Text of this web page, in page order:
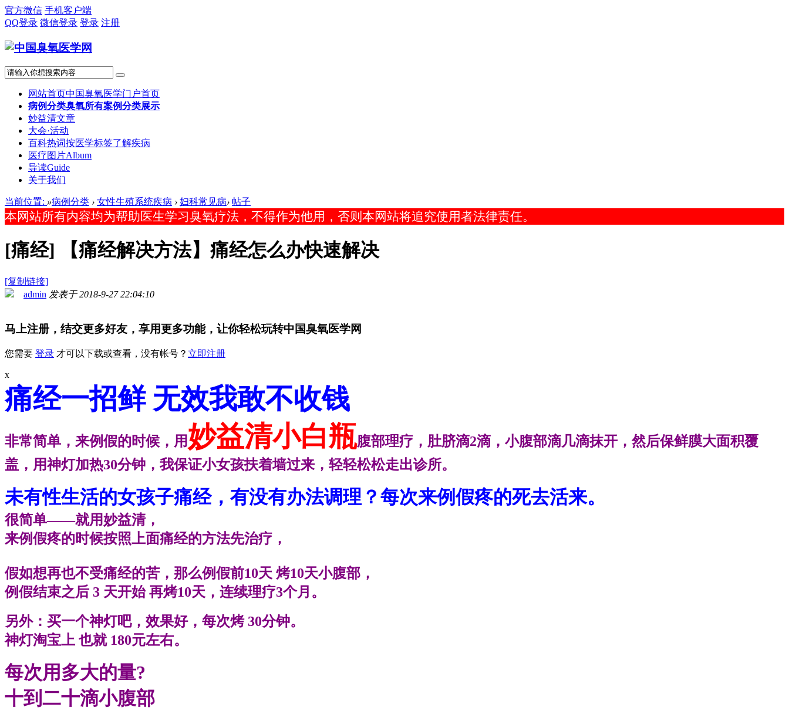
官方微信 手机客户端
QQ登录 微信登录 登录 注册
网站首页中国臭氧医学门户首页
病例分类臭氧所有案例分类展示
妙益清文章
大会·活动
百科热词按医学标签了解疾病
医疗图片Album
导读Guide
关于我们
当前位置: »病例分类 › 女性生殖系统疾病 › 妇科常见病› 帖子
本网站所有内容均为帮助医生学习臭氧疗法，不得作为他用，否则本网站将追究使用者法律责任。
[痛经] 【痛经解决方法】痛经怎么办快速解决
[复制链接]
admin 发表于 2018-9-27 22:04:10
马上注册，结交更多好友，享用更多功能，让你轻松玩转中国臭氧医学网
您需要 登录 才可以下载或查看，没有帐号？ 立即注册
x
痛经一招鲜 无效我敢不收钱
非常简单，来例假的时候，用妙益清小白瓶腹部理疗，肚脐滴2滴，小腹部滴几滴抹开，然后保鲜膜大面积覆
盖，用神灯加热30分钟，我保证小女孩扶着墙过来，轻轻松松走出诊所。
未有性生活的女孩子痛经，有没有办法调理？每次来例假疼的死去活来。
很简单——就用妙益清，
来例假疼的时候按照上面痛经的方法先治疗，
假如想再也不受痛经的苦，那么例假前10天 烤10天小腹部，
例假结束之后 3 天开始 再烤10天，连续理疗3个月。
另外：买一个神灯吧，效果好，每次烤 30分钟。
神灯淘宝上 也就 180元左右。
每次用多大的量?
十到二十滴小腹部